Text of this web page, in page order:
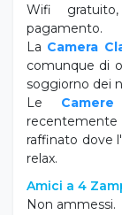
Wifi
pagamento.
La Camera
comunque di
soggiorno dei
Le
recentemente
raffinato dove
relax.
Amici a 4
Non ammessi.